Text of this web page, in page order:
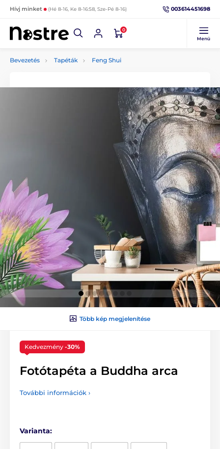
Hívj minket (Hé 8-16, Ke 8-16:58, Sze-Pé 8-16) 003614451698
0
Menü
Bevezetés Tapéták Feng Shui
Több kép megjelenítése
Kedvezmény -30%
Fotótapéta a Buddha arca
További információk ›
Varianta: